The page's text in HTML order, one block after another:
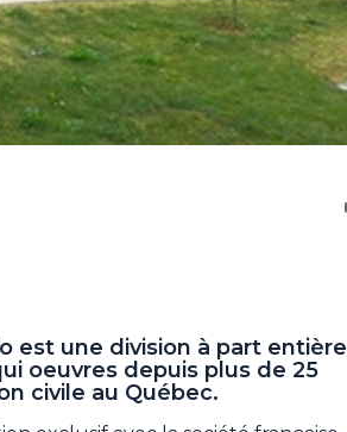
est une division à part entière
oeuvres depuis plus de 25
civile au Québec.